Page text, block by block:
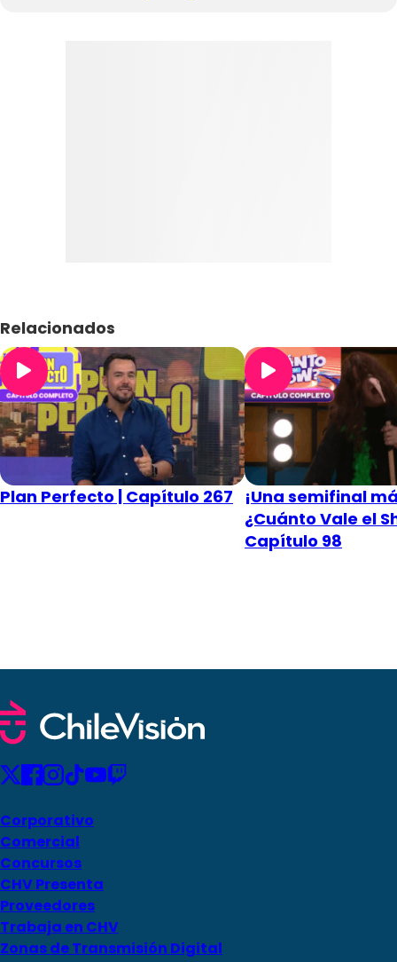
Relacionados
Plan Perfecto | Capítulo 267
¡Una semifinal
¿Cuánto Vale el
Capítulo 98
Corporativo
Comercial
Concursos
CHV Presenta
Proveedores
Trabaja en CHV
Zonas de Transmisión Digital